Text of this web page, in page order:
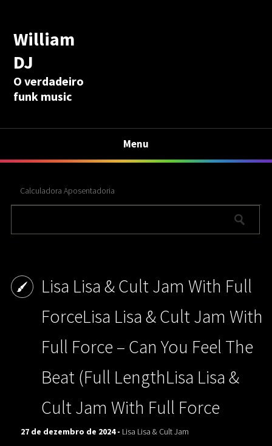
William
DJ
O verdadeiro
funk music
Menu
Calculadora Aposentadoria
Lisa Lisa & Cult Jam With Full
ForceLisa Lisa & Cult Jam With
Full Force ‎– Can You Feel The
Beat (Full LengthLisa Lisa &
Cult Jam With Full Force
27 de dezembro de 2024 - Lisa Lisa & Cult Jam